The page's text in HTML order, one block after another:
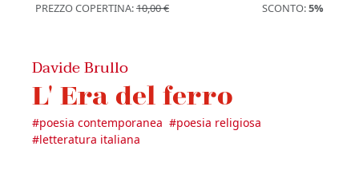
PREZZO COPERTINA:10,00 € SCONTO:5%
Davide Brullo
L' Era del ferro
#poesia contemporanea #poesia religiosa
#letteratura italiana